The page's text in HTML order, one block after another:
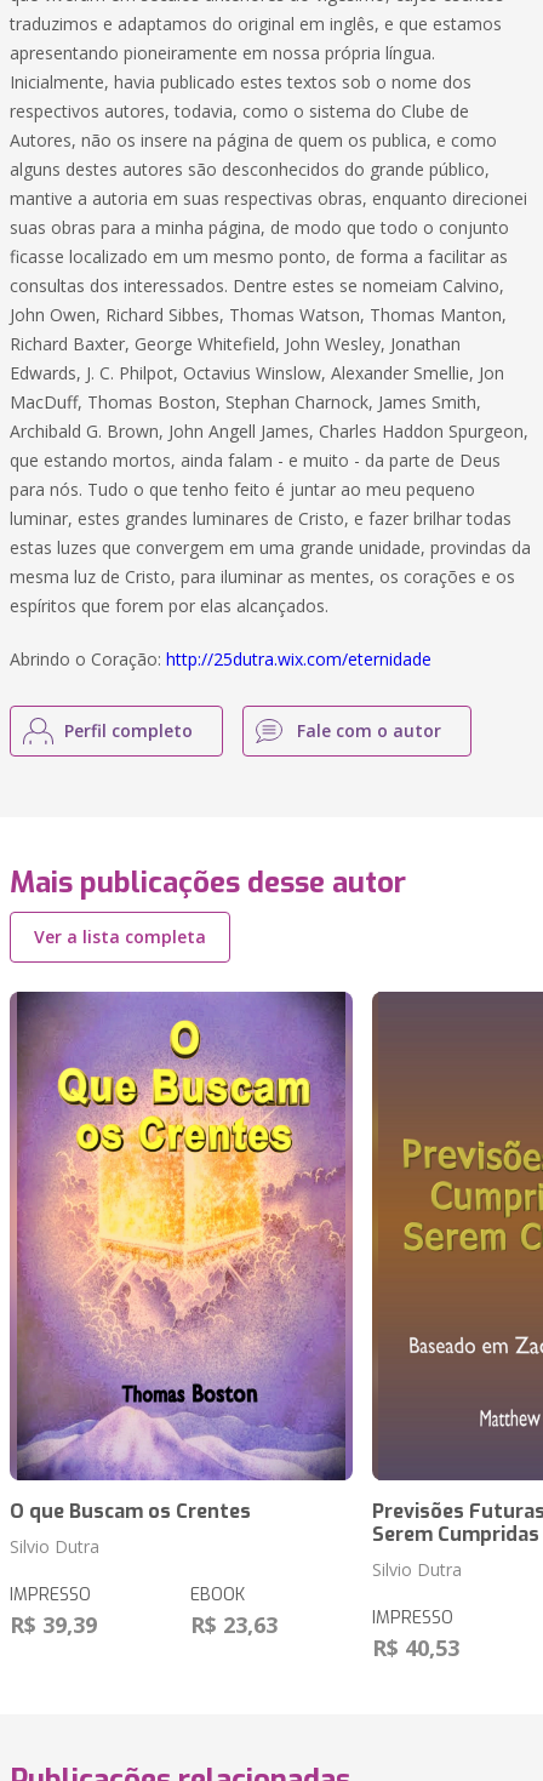
traduzimos e adaptamos do original em inglês, e que estamos
apresentando pioneiramente em nossa própria língua.
Inicialmente, havia publicado estes textos sob o nome dos
respectivos autores, todavia, como o sistema do Clube de
Autores, não os insere na página de quem os publica, e como
alguns destes autores são desconhecidos do grande público,
mantive a autoria em suas respectivas obras, enquanto direcionei
suas obras para a minha página, de modo que todo o conjunto
ficasse localizado em um mesmo ponto, de forma a facilitar as
consultas dos interessados. Dentre estes se nomeiam Calvino,
John Owen, Richard Sibbes, Thomas Watson, Thomas Manton,
Richard Baxter, George Whitefield, John Wesley, Jonathan
Edwards, J. C. Philpot, Octavius Winslow, Alexander Smellie, Jon
MacDuff, Thomas Boston, Stephan Charnock, James Smith,
Archibald G. Brown, John Angell James, Charles Haddon Spurgeon,
que estando mortos, ainda falam - e muito - da parte de Deus
para nós. Tudo o que tenho feito é juntar ao meu pequeno
luminar, estes grandes luminares de Cristo, e fazer brilhar todas
estas luzes que convergem em uma grande unidade, provindas da
mesma luz de Cristo, para iluminar as mentes, os corações e os
espíritos que forem por elas alcançados.
Abrindo o Coração: http://25dutra.wix.com/eternidade
Perfil completo Fale com o autor
Mais publicações desse autor
Ver a lista completa
O que Buscam os Crentes
Silvio Dutra
IMPRESSO
R$ 39,39
EBOOK
R$ 23,63
Previsões
Serem Cumpridas
Silvio Dutra
IMPRESSO
R$ 40,53